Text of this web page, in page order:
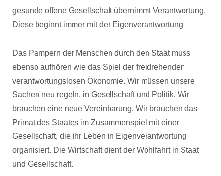
gesunde offene Gesellschaft übernimmt Verantwortung.
Diese beginnt immer mit der Eigenverantwortung.
Das Pampern der Menschen durch den Staat muss
ebenso aufhören wie das Spiel der freidrehenden
verantwortungslosen Ökonomie. Wir müssen unsere
Sachen neu regeln, in Gesellschaft und Politik. Wir
brauchen eine neue Vereinbarung. Wir brauchen das
Primat des Staates im Zusammenspiel mit einer
Gesellschaft, die ihr Leben in Eigenverantwortung
organisiert. Die Wirtschaft dient der Wohlfahrt in Staat
und Gesellschaft.